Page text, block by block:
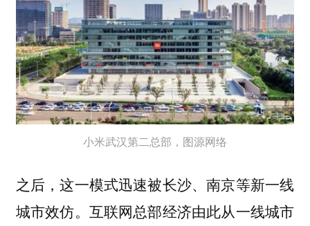
小米武汉第二总部，图源网络
之后，这一模式迅速被长沙、南京等新一线
城市效仿。互联网总部经济由此从一线城市